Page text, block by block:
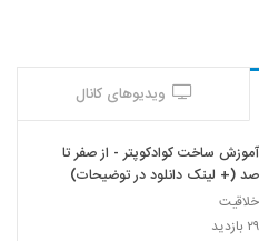
ویدیوهای کانال
آموزش ساخت کوادکوپتر - از صفر تا
صد (+ لینک دانلود در توضیحات)
خلاقیت
۲۹ بازدید